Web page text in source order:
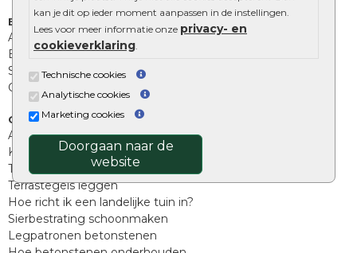
kan je dit op ieder moment aanpassen in de instellingen.
Lees voor meer informatie onze privacy- en
cookieverklaring.
Technische cookies
Analytische cookies
Marketing cookies
Doorgaan naar de
website
Extra benodigdheden
Afwatering en diversen
Beplantings en betonelementen
Split, grind en zand
Oprit tegels
Overig
Aanbiedingen
Kunstgras
Tuintegels outlet
Terrastegels leggen
Hoe richt ik een landelijke tuin in?
Sierbestrating schoonmaken
Legpatronen betonstenen